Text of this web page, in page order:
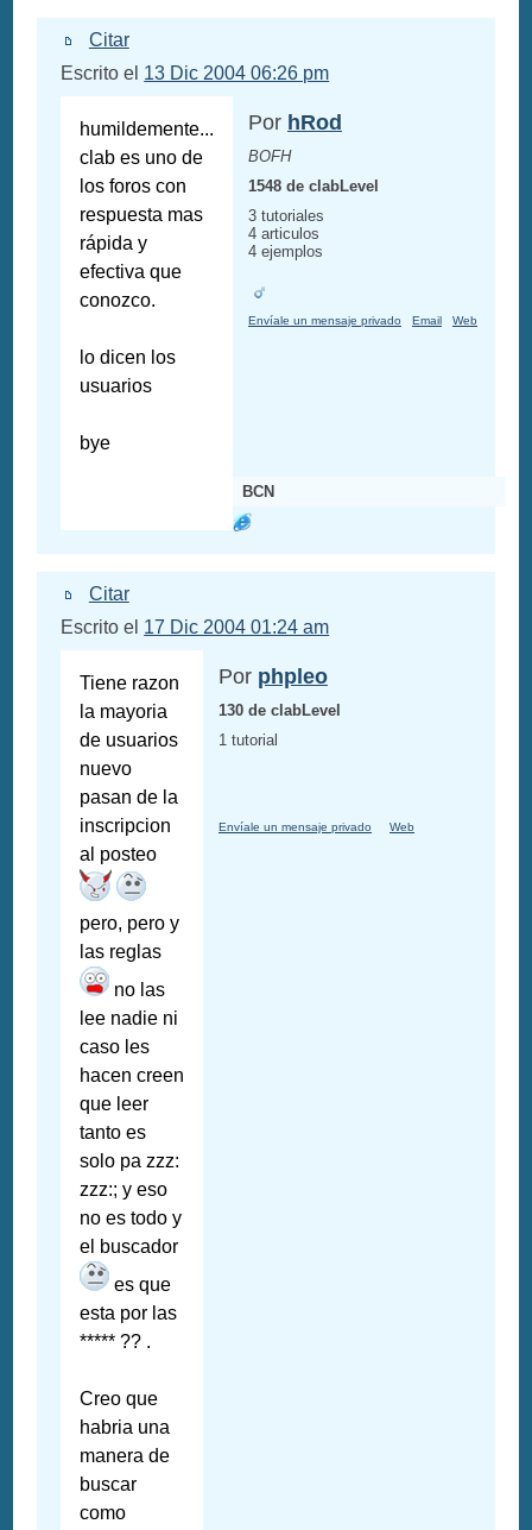
Citar
Escrito el 13 Dic 2004 06:26 pm
humildemente...
clab es uno de
los foros con
respuesta mas
rápida y
efectiva que
conozco.
lo dicen los
usuarios
bye
Por hRod
BOFH
1548 de clabLevel
3 tutoriales
4 articulos
4 ejemplos
Envíale un mensaje privado Email Web
BCN
Citar
Escrito el 17 Dic 2004 01:24 am
Tiene razon
la mayoria
de usuarios
nuevo
pasan de la
inscripcion
al posteo
pero, pero y
las reglas
no las
lee nadie ni
caso les
hacen creen
que leer
tanto es
solo pa zzz:
zzz:; y eso
no es todo y
el buscador
es que
esta por las
***** ?? .
Creo que
habria una
manera de
buscar
como
Por phpleo
130 de clabLevel
1 tutorial
Envíale un mensaje privado Web